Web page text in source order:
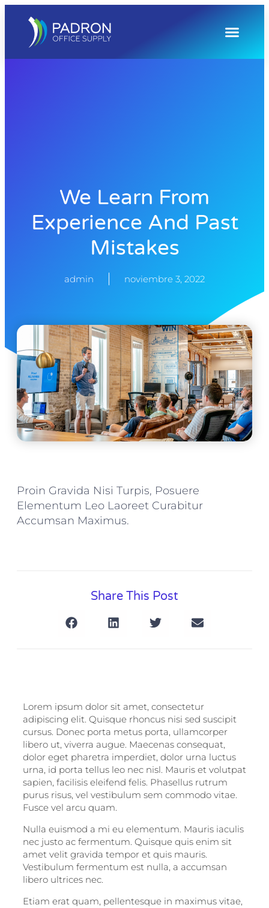
We Learn From
Experience And Past
Mistakes
admin noviembre 3, 2022
Proin Gravida Nisi Turpis, Posuere
Elementum Leo Laoreet Curabitur
Accumsan Maximus.
Share This Post
Lorem ipsum dolor sit amet, consectetur
adipiscing elit. Quisque rhoncus nisi sed suscipit
cursus. Donec porta metus porta, ullamcorper
libero ut, viverra augue. Maecenas consequat,
dolor eget pharetra imperdiet, dolor urna luctus
urna, id porta tellus leo nec nisl. Mauris et volutpat
sapien, facilisis eleifend felis. Phasellus rutrum
purus risus, vel vestibulum sem commodo vitae.
Fusce vel arcu quam.
Nulla euismod a mi eu elementum. Mauris iaculis
nec justo ac fermentum. Quisque quis enim sit
amet velit gravida tempor et quis mauris.
Vestibulum fermentum est nulla, a accumsan
libero ultrices nec.
Etiam erat quam, pellentesque in maximus vitae,